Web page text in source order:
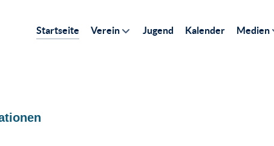
Startseite Verein Jugend Kalender Medien